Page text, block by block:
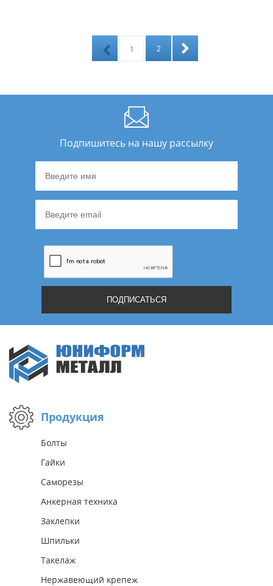
1 2
Подпишитесь на нашу рассылку
Продукция
Болты
Гайки
Саморезы
Анкерная техника
Заклепки
Шпильки
Такелаж
Нержавеющий крепеж